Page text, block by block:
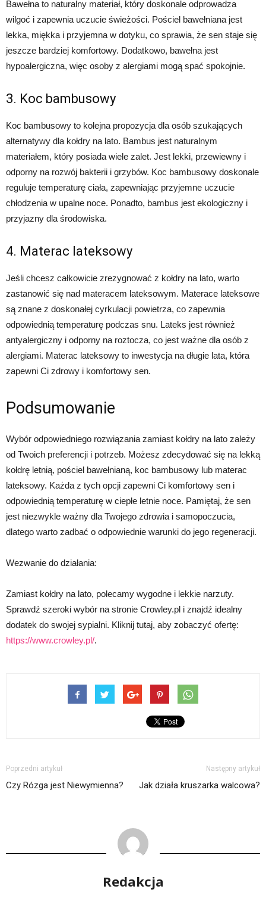
Bawełna to naturalny materiał, który doskonale odprowadza
wilgoć i zapewnia uczucie świeżości. Pościel bawełniana jest
lekka, miękka i przyjemna w dotyku, co sprawia, że sen staje się
jeszcze bardziej komfortowy. Dodatkowo, bawełna jest
hypoalergiczna, więc osoby z alergiami mogą spać spokojnie.
3. Koc bambusowy
Koc bambusowy to kolejna propozycja dla osób szukających
alternatywy dla kołdry na lato. Bambus jest naturalnym
materiałem, który posiada wiele zalet. Jest lekki, przewiewny i
odporny na rozwój bakterii i grzybów. Koc bambusowy doskonale
reguluje temperaturę ciała, zapewniając przyjemne uczucie
chłodzenia w upalne noce. Ponadto, bambus jest ekologiczny i
przyjazny dla środowiska.
4. Materac lateksowy
Jeśli chcesz całkowicie zrezygnować z kołdry na lato, warto
zastanowić się nad materacem lateksowym. Materace lateksowe
są znane z doskonałej cyrkulacji powietrza, co zapewnia
odpowiednią temperaturę podczas snu. Lateks jest również
antyalergiczny i odporny na roztocza, co jest ważne dla osób z
alergiami. Materac lateksowy to inwestycja na długie lata, która
zapewni Ci zdrowy i komfortowy sen.
Podsumowanie
Wybór odpowiedniego rozwiązania zamiast kołdry na lato zależy
od Twoich preferencji i potrzeb. Możesz zdecydować się na lekką
kołdrę letnią, pościel bawełnianą, koc bambusowy lub materac
lateksowy. Każda z tych opcji zapewni Ci komfortowy sen i
odpowiednią temperaturę w ciepłe letnie noce. Pamiętaj, że sen
jest niezwykle ważny dla Twojego zdrowia i samopoczucia,
dlatego warto zadbać o odpowiednie warunki do jego regeneracji.
Wezwanie do działania:
Zamiast kołdry na lato, polecamy wygodne i lekkie narzuty.
Sprawdź szeroki wybór na stronie Crowley.pl i znajdź idealny
dodatek do swojej sypialni. Kliknij tutaj, aby zobaczyć ofertę:
https://www.crowley.pl/.
Poprzedni artykuł
Czy Rózga jest Niewymienna?
Następny artykuł
Jak działa kruszarka walcowa?
Redakcja